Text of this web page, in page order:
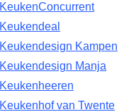
KeukenConcurrent
Keukendeal
Keukendesign Kampen
Keukendesign Manja
Keukenheeren
Keukenhof van Twente